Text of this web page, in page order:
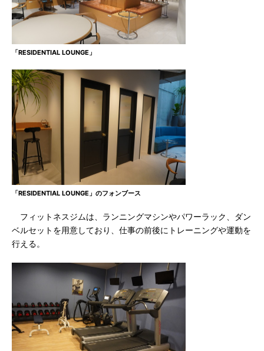
「RESIDENTIAL LOUNGE」
「RESIDENTIAL LOUNGE」のフォンブース
フィットネスジムは、ランニングマシンやパワーラック、ダン
ベルセットを用意しており、仕事の前後にトレーニングや運動を
行える。